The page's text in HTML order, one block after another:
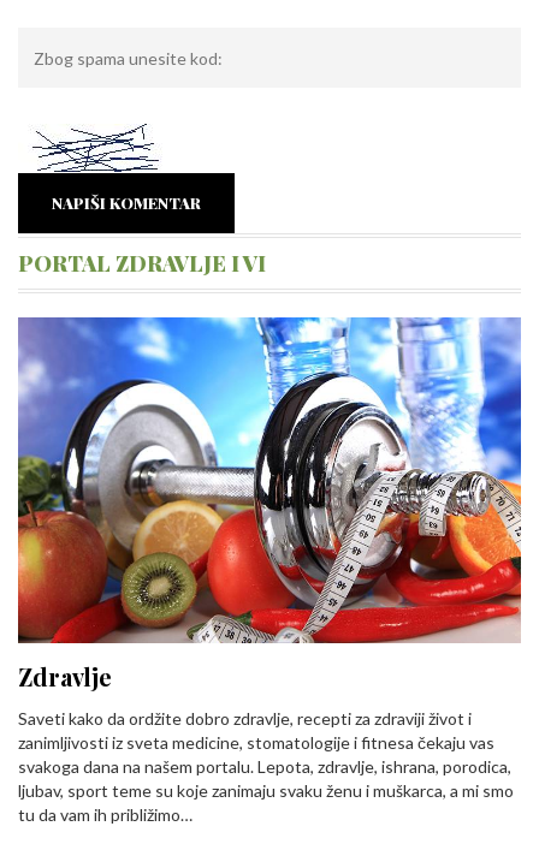
NAPIŠI KOMENTAR
PORTAL ZDRAVLJE I VI
Zdravlje
Saveti kako da ordžite dobro zdravlje, recepti za zdraviji život i
zanimljivosti iz sveta medicine, stomatologije i fitnesa čekaju vas
svakoga dana na našem portalu. Lepota, zdravlje, ishrana, porodica,
ljubav, sport teme su koje zanimaju svaku ženu i muškarca, a mi smo
tu da vam ih približimo…